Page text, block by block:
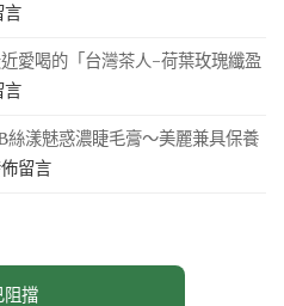
言
近愛喝的「台灣茶人-荷葉玫瑰纖盈
言
絲漾魅惑濃睫毛膏～美麗兼具保養
留言
擋